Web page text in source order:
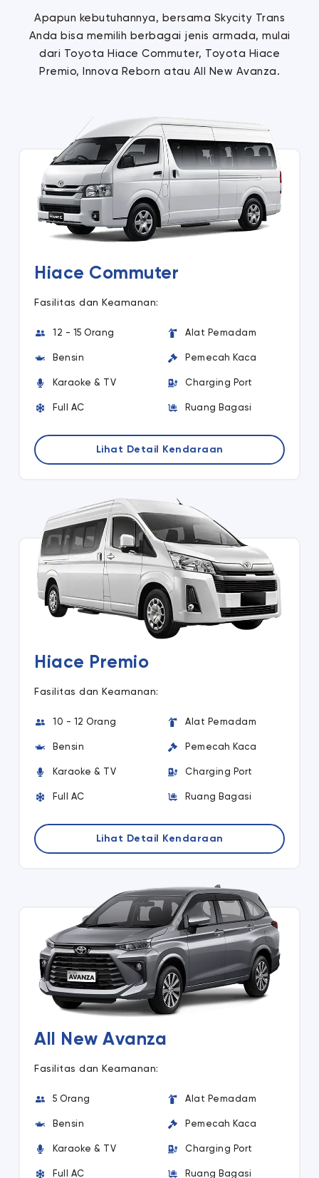
Apapun kebutuhannya, bersama Skycity Trans
Anda bisa memilih berbagai jenis armada, mulai
dari Toyota Hiace Commuter, Toyota Hiace
Premio, Innova Reborn atau All New Avanza.
Hiace Commuter
Fasilitas dan Keamanan:
12 - 15 Orang
Bensin
Karaoke & TV
Full AC
Alat Pemadam
Pemecah Kaca
Charging Port
Ruang Bagasi
Lihat Detail Kendaraan
Hiace Premio
Fasilitas dan Keamanan:
10 - 12 Orang
Bensin
Karaoke & TV
Full AC
Alat Pemadam
Pemecah Kaca
Charging Port
Ruang Bagasi
Lihat Detail Kendaraan
All New Avanza
Fasilitas dan Keamanan:
5 Orang
Bensin
Karaoke & TV
Full AC
Alat Pemadam
Pemecah Kaca
Charging Port
Ruang Bagasi